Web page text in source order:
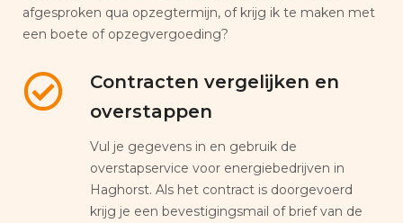
afgesproken qua opzegtermijn, of krijg ik te maken met
een boete of opzegvergoeding?
Contracten vergelijken en
overstappen
Vul je gegevens in en gebruik de
overstapservice voor energiebedrijven in
Haghorst. Als het contract is doorgevoerd
krijg je een bevestigingsmail of brief van de